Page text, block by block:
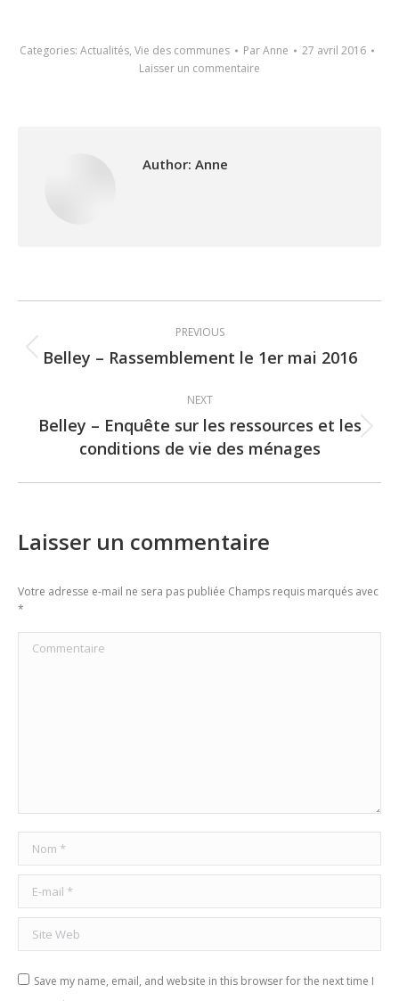
Categories: Actualités, Vie des communes ParAnne
27 avril 2016
Laisser un commentaire
Author: Anne
navigation
PREVIOUS
Previous
Belley – Rassemblement le 1er mai 2016
NEXT
Next
post:
Belley – Enquête sur les ressources et les
conditions de vie des ménages
Laisser un commentaire
Votre adresse e-mail ne sera pas publiée Champs requis marqués avec
*
Commentaire
Nom *
E-mail *
Site Web
Save my name, email, and website in this browser for the next time I